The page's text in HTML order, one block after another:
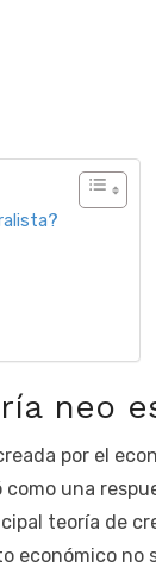
neo
por el
una
teoría de
económico